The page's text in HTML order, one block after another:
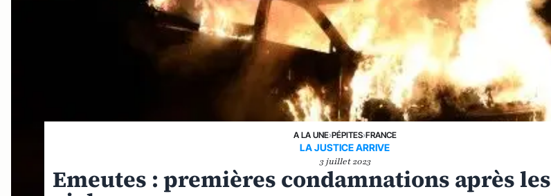
A LA UNE›PÉPITES›FRANCE
LA JUSTICE ARRIVE
3 juillet 2023
Emeutes : premières condamnations après les